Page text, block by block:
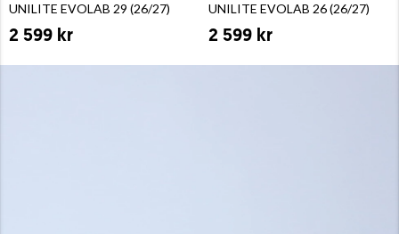
UNILITE EVOLAB 29 (26/27)
2 599 kr
UNILITE EVOLAB 26 (26/27)
2 599 kr